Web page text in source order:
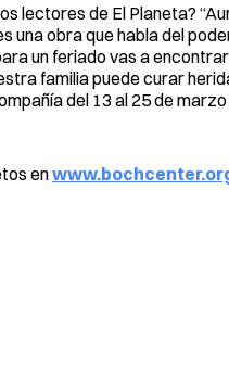
lectores de El Planeta?
una obra que habla del
un feriado vas a
familia puede curar
del 13 al 25 de
en